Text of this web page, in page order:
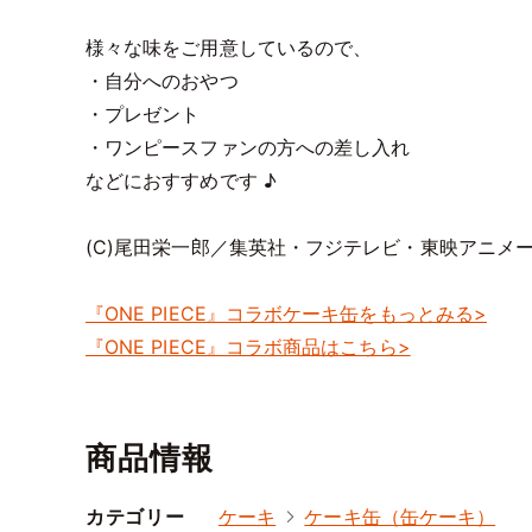
様々な味をご用意しているので、
・自分へのおやつ
・プレゼント
・ワンピースファンの方への差し入れ
などにおすすめです ♪
(C)尾田栄一郎／集英社・フジテレビ・東映アニメ
『ONE PIECE』コラボケーキ缶をもっとみる>
『ONE PIECE』コラボ商品はこちら>
商品情報
カテゴリー ケーキ ケーキ缶（缶ケーキ）